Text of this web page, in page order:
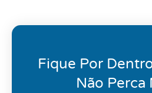
Fique Por
Não Perca